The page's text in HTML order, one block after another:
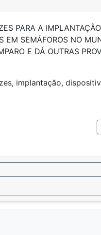
PARA A
EM SEMÁFOROS NO
E DÁ OUTRAS
implantação,